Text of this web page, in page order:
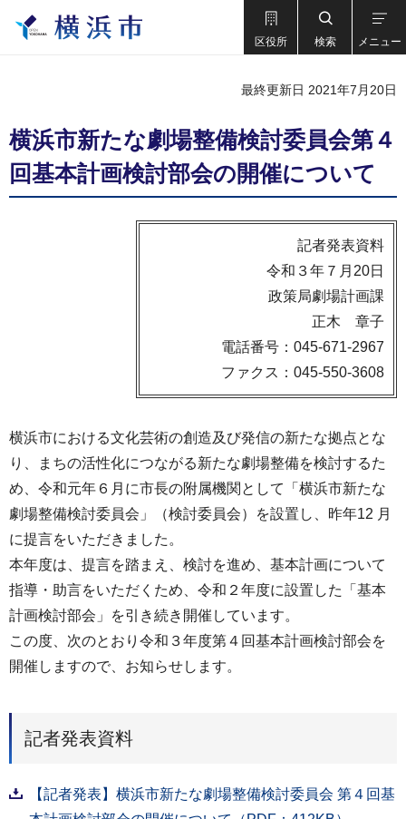
区役所 検索 メニュー
最終更新日 2021年7月20日
横浜市新たな劇場整備検討委員会第４
回基本計画検討部会の開催について
記者発表資料
令和３年７月20日
政策局劇場計画課
正木 章子
電話番号：045-671-2967
ファクス：045-550-3608
横浜市における文化芸術の創造及び発信の新たな拠点とな
り、まちの活性化につながる新たな劇場整備を検討するた
め、令和元年６月に市長の附属機関として「横浜市新たな
劇場整備検討委員会」（検討委員会）を設置し、昨年12 月
に提言をいただきました。
本年度は、提言を踏まえ、検討を進め、基本計画について
指導・助言をいただくため、令和２年度に設置した「基本
計画検討部会」を引き続き開催しています。
この度、次のとおり令和３年度第４回基本計画検討部会を
開催しますので、お知らせします。
記者発表資料
【記者発表】横浜市新たな劇場整備検討委員会 第４回基